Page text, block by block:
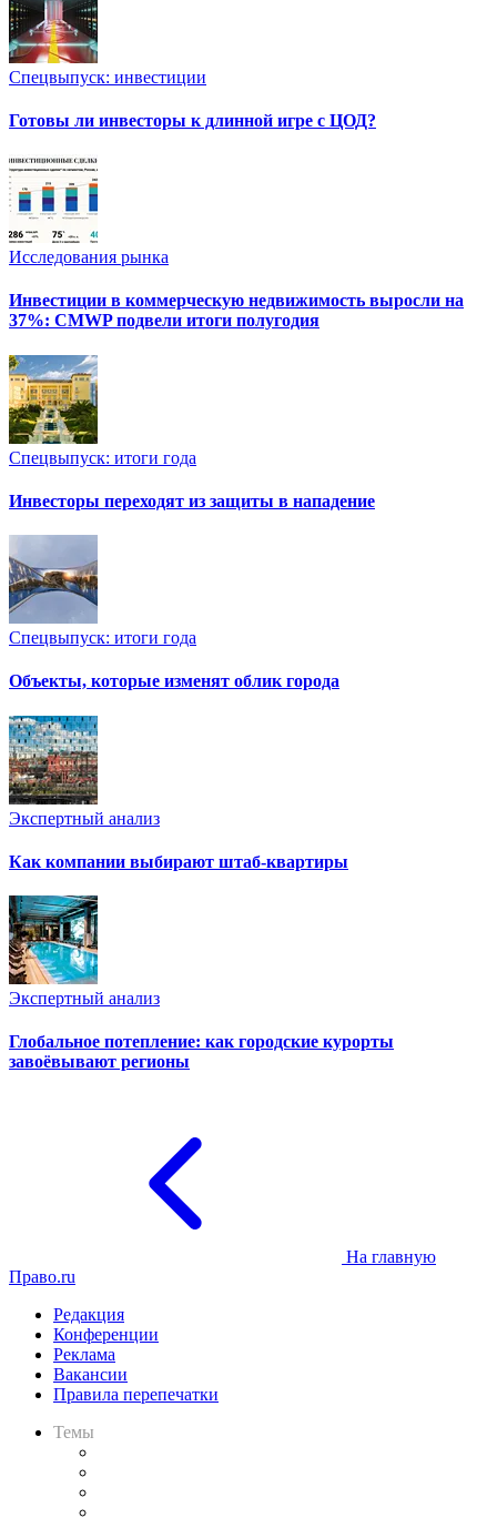
Спецвыпуск: инвестиции
Готовы ли инвесторы к длинной игре с ЦОД?
Исследования рынка
Инвестиции в коммерческую недвижимость выросли на
37%: CMWP подвели итоги полугодия
Спецвыпуск: итоги года
Инвесторы переходят из защиты в нападение
Спецвыпуск: итоги года
Объекты, которые изменят облик города
Экспертный анализ
Как компании выбирают штаб-квартиры
Экспертный анализ
Глобальное потепление: как городские курорты
завоёвывают регионы
На главную
Право.ru
Редакция
Конференции
Реклама
Вакансии
Правила перепечатки
Темы